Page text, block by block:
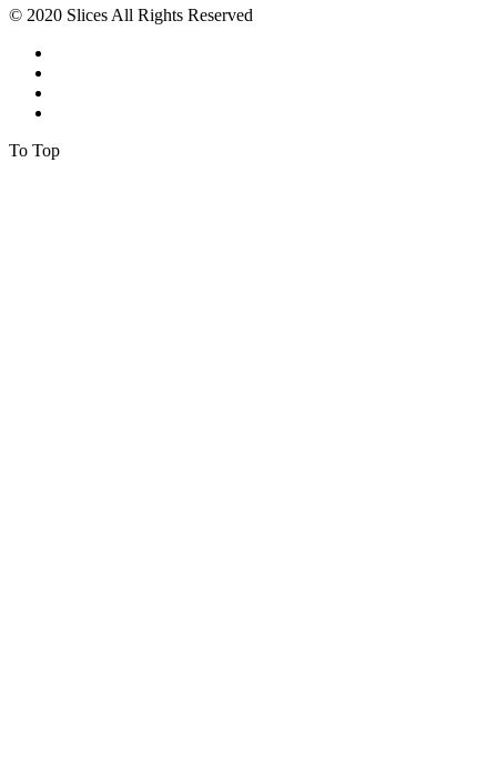
© 2020 Slices All Rights Reserved
To Top